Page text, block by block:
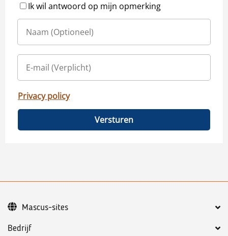
Ik wil antwoord op mijn opmerking
Privacy policy
Versturen
Bedrijf
Mascus-sites